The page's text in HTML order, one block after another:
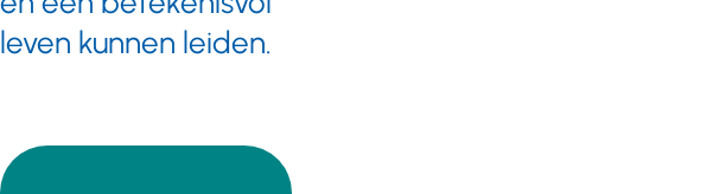
leven kunnen leiden.